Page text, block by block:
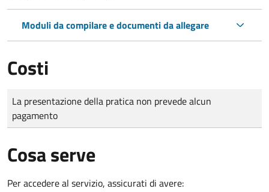
Moduli da compilare e documenti da allegare
Costi
Tipo di pagamento
Importo
La presentazione della pratica non prevede alcun
pagamento
Cosa serve
Per accedere al servizio, assicurati di avere: